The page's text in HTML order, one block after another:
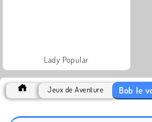
Lady Popular
Jeux de Aventure Bob le